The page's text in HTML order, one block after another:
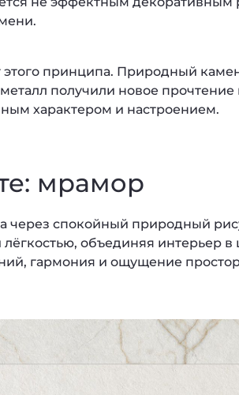
этого принципа. Природный
получили новое прочтение
характером и настроением.
мрамор
через спокойный природный
лёгкостью, объединяя
гармония и ощущение